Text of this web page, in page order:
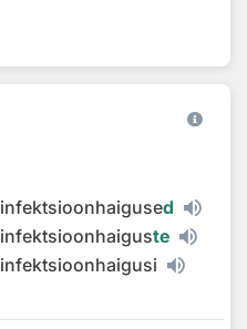
infektsioonhaigused
infektsioonhaiguste
infektsioonhaigusi